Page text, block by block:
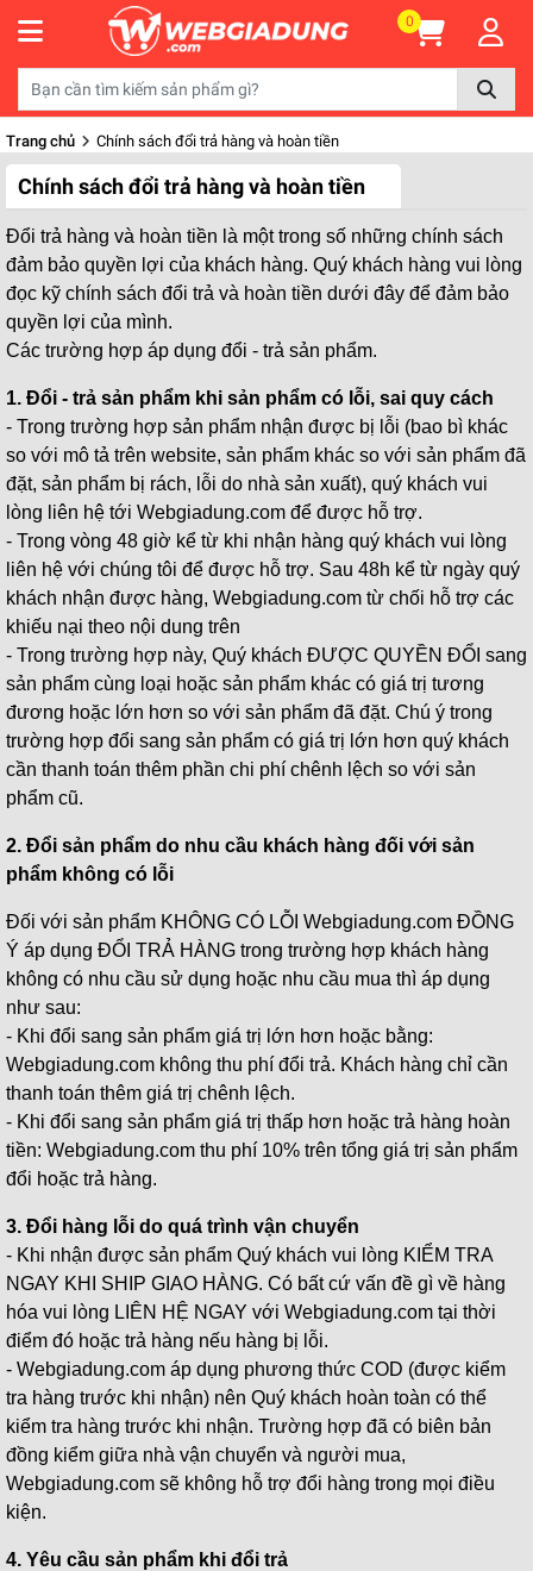
0
Trang chủ Chính sách đổi trả hàng và hoàn tiền
Chính sách đổi trả hàng và hoàn tiền
Đổi trả hàng và hoàn tiền là một trong số những chính sách
đảm bảo quyền lợi của khách hàng. Quý khách hàng vui lòng
đọc kỹ chính sách đổi trả và hoàn tiền dưới đây để đảm bảo
quyền lợi của mình.
Các trường hợp áp dụng đổi - trả sản phẩm.
1. Đổi - trả sản phẩm khi sản phẩm có lỗi, sai quy cách
- Trong trường hợp sản phẩm nhận được bị lỗi (bao bì khác
so với mô tả trên website, sản phẩm khác so với sản phẩm đã
đặt, sản phẩm bị rách, lỗi do nhà sản xuất), quý khách vui
lòng liên hệ tới Webgiadung.com để được hỗ trợ.
- Trong vòng 48 giờ kể từ khi nhận hàng quý khách vui lòng
liên hệ với chúng tôi để được hỗ trợ. Sau 48h kể từ ngày quý
khách nhận được hàng, Webgiadung.com từ chối hỗ trợ các
khiếu nại theo nội dung trên
- Trong trường hợp này, Quý khách ĐƯỢC QUYỀN ĐỔI sang
sản phẩm cùng loại hoặc sản phẩm khác có giá trị tương
đương hoặc lớn hơn so với sản phẩm đã đặt. Chú ý trong
trường hợp đổi sang sản phẩm có giá trị lớn hơn quý khách
cần thanh toán thêm phần chi phí chênh lệch so với sản
phẩm cũ.
2. Đổi sản phẩm do nhu cầu khách hàng đối với sản
phẩm không có lỗi
Đối với sản phẩm KHÔNG CÓ LỖI Webgiadung.com ĐỒNG
Ý áp dụng ĐỔI TRẢ HÀNG trong trường hợp khách hàng
không có nhu cầu sử dụng hoặc nhu cầu mua thì áp dụng
như sau:
- Khi đổi sang sản phẩm giá trị lớn hơn hoặc bằng:
Webgiadung.com không thu phí đổi trả. Khách hàng chỉ cần
thanh toán thêm giá trị chênh lệch.
- Khi đổi sang sản phẩm giá trị thấp hơn hoặc trả hàng hoàn
tiền: Webgiadung.com thu phí 10% trên tổng giá trị sản phẩm
đổi hoặc trả hàng.
3. Đổi hàng lỗi do quá trình vận chuyển
- Khi nhận được sản phẩm Quý khách vui lòng KIỂM TRA
NGAY KHI SHIP GIAO HÀNG. Có bất cứ vấn đề gì về hàng
hóa vui lòng LIÊN HỆ NGAY với Webgiadung.com tại thời
điểm đó hoặc trả hàng nếu hàng bị lỗi.
- Webgiadung.com áp dụng phương thức COD (được kiểm
tra hàng trước khi nhận) nên Quý khách hoàn toàn có thể
kiểm tra hàng trước khi nhận. Trường hợp đã có biên bản
đồng kiểm giữa nhà vận chuyển và người mua,
Webgiadung.com sẽ không hỗ trợ đổi hàng trong mọi điều
kiện.
4. Yêu cầu sản phẩm khi đổi trả